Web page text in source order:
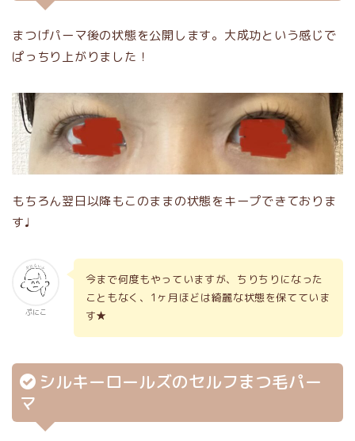
まつげパーマ後の状態を公開します。大成功という感じで
ぱっちり上がりました！
もちろん翌日以降もこのままの状態をキープできておりま
す♩
ぷにこ
今まで何度もやっていますが、ちりちりになった
こともなく、1ヶ月ほどは綺麗な状態を保てていま
す★
シルキーロールズのセルフまつ毛パー
マ